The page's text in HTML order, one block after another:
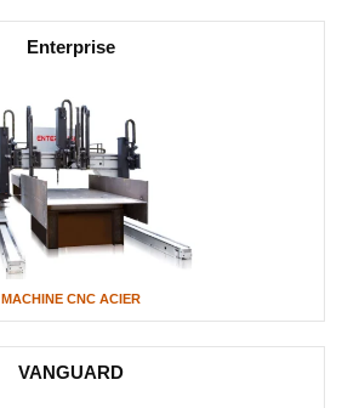
Enterprise
MACHINE CNC ACIER
VANGUARD